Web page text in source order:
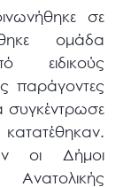
σε
ομάδα
ειδικούς
παράγοντες
συγκέντρωσε
οι Δήμοι